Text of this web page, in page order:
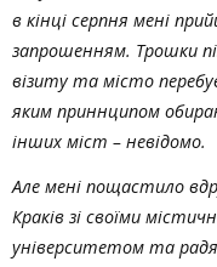
в кінці серпня мені
запрошенням. Трошки
візиту та місто
яким приннципом
інших міст – невідомо.
Але мені пощастило
Краків зі своїми
університетом та